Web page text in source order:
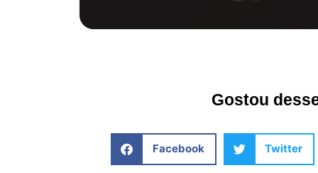
Gostou
Facebook Twitter